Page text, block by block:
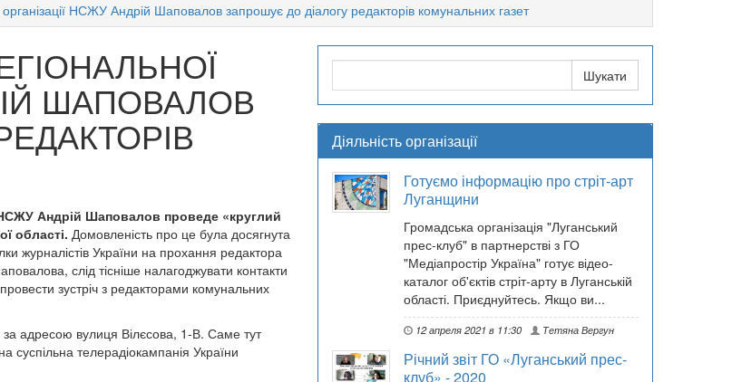
організації НСЖУ Андрій Шаповалов запрошує до діалогу редакторів комунальних газет
ШАПОВАЛОВ
НСЖУ Андрій Шаповалов проведе «круглий
області. Домовленість про це була досягнута
журналістів України на прохання редактора
слід тісніше налагоджувати контакти
зустріч з редакторами комунальних
за адресою вулиця Вілєсова, 1-В. Саме тут
суспільна телерадіокампанія України
Діяльність організації
Готуємо інформацію про стріт-арт
Луганщини
Громадська організація "Луганський
прес-клуб" в партнерстві з ГО
"Медіапростір Україна" готує відео-
каталог об'єктів стріт-арту в Луганській
області. Приєднуйтесь. Якщо ви...
12 апреля 2021 в 11:30 Тетяна Вергун
Річний звіт ГО «Луганський прес-
клуб» - 2020